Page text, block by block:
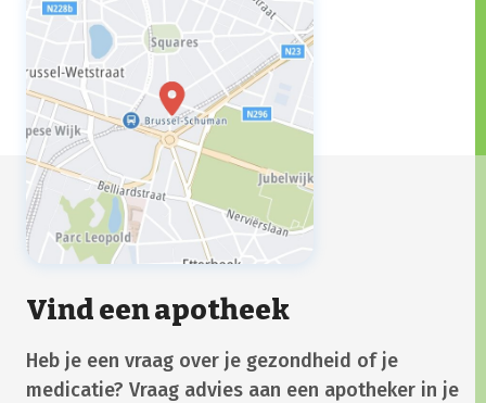
Vind een apotheek
Heb je een vraag over je gezondheid of je
medicatie? Vraag advies aan een apotheker in je